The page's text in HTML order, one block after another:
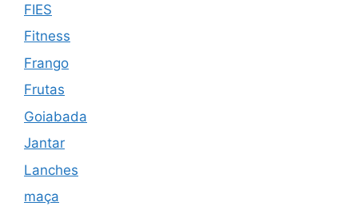
FIES
Fitness
Frango
Frutas
Goiabada
Jantar
Lanches
maça